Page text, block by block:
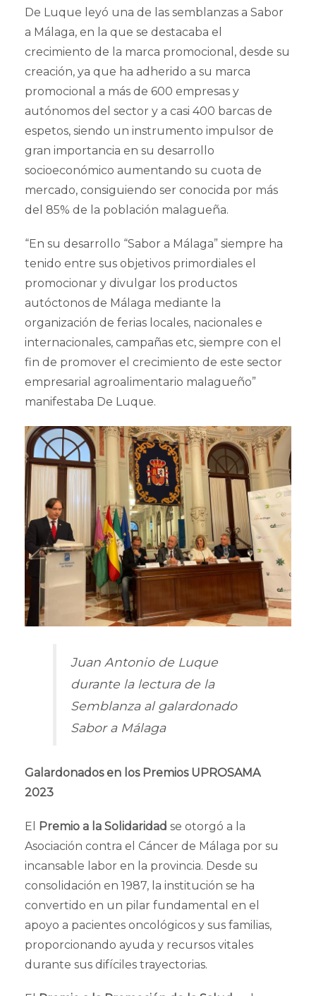
De Luque leyó una de las semblanzas a Sabor
a Málaga, en la que se destacaba el
crecimiento de la marca promocional, desde su
creación, ya que ha adherido a su marca
promocional a más de 600 empresas y
autónomos del sector y a casi 400 barcas de
espetos, siendo un instrumento impulsor de
gran importancia en su desarrollo
socioeconómico aumentando su cuota de
mercado, consiguiendo ser conocida por más
del 85% de la población malagueña.
“En su desarrollo “Sabor a Málaga” siempre ha
tenido entre sus objetivos primordiales el
promocionar y divulgar los productos
autóctonos de Málaga mediante la
organización de ferias locales, nacionales e
internacionales, campañas etc, siempre con el
fin de promover el crecimiento de este sector
empresarial agroalimentario malagueño”
manifestaba De Luque.
Juan Antonio de Luque
durante la lectura de la
Semblanza al galardonado
Sabor a Málaga
Galardonados en los Premios UPROSAMA
2023
El Premio a la Solidaridad se otorgó a la
Asociación contra el Cáncer de Málaga por su
incansable labor en la provincia. Desde su
consolidación en 1987, la institución se ha
convertido en un pilar fundamental en el
apoyo a pacientes oncológicos y sus familias,
proporcionando ayuda y recursos vitales
durante sus difíciles trayectorias.